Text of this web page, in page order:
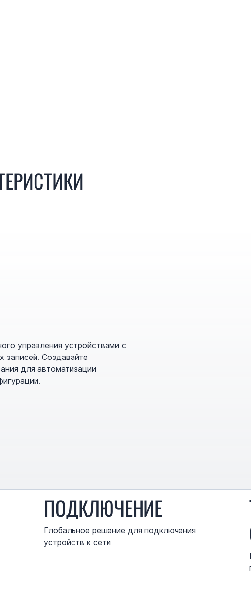
управления устройствами с
записей. Создавайте
для автоматизации
ПОДКЛЮЧЕНИЕ
Глобальное решение для подключения
устройств к сети